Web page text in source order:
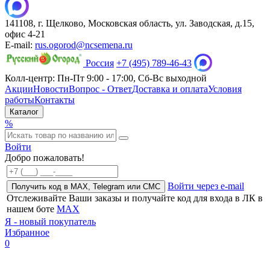
141108, г. Щелково, Московская область, ул. Заводская, д.15,
офис 4-21
E-mail: rus.ogorod@ncsemena.ru
Россия +7 (495) 789-46-43
Колл-центр: Пн-Пт 9:00 - 17:00, Сб-Вс выходной
АкцииНовостиВопрос - ОтветДоставка и оплатаУсловия
работыКонтакты
Каталог
%
Войти
Добро пожаловать!
Получить код в MAX, Telegram или СМС
Войти через e-mail
Отслеживайте Ваши заказы и получайте код для входа в ЛК в
нашем боте MAX
Я - новый покупатель
Избранное
0